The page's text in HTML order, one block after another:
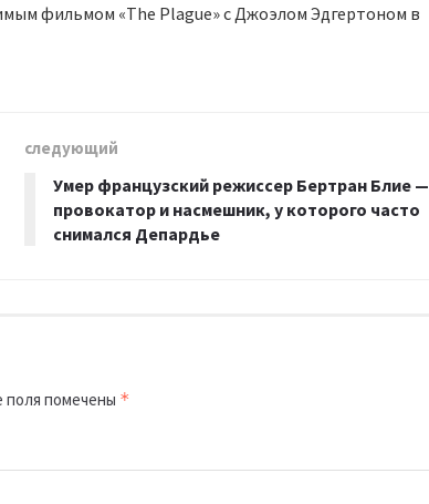
фильмом «The Plague» с Джоэлом Эдгертоном в
следующий
Умер французский режиссер Бертран Блие —
провокатор и насмешник, у которого часто
снимался Депардье
поля помечены *